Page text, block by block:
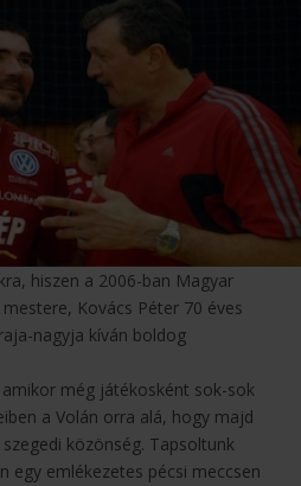
hiszen a 2006-ban Magyar
Kovács Péter 70 éves
nagyja kíván boldog
még játékosként sok-sok
a Volán orra alá, hogy majd
közönség. Tapsoltunk
egy emlékezetes pécsi meccsen